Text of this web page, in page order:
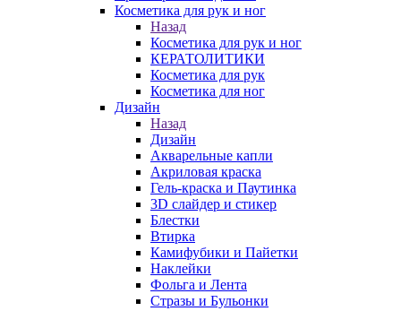
Косметика для рук и ног
Назад
Косметика для рук и ног
КЕРАТОЛИТИКИ
Косметика для рук
Косметика для ног
Дизайн
Назад
Дизайн
Акварельные капли
Акриловая краска
Гель-краска и Паутинка
3D слайдер и стикер
Блестки
Втирка
Камифубики и Пайетки
Наклейки
Фольга и Лента
Стразы и Бульонки